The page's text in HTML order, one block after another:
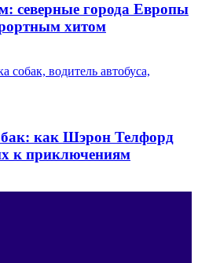
северные города Европы
хитом
как Шэрон Телфорд
к приключениям